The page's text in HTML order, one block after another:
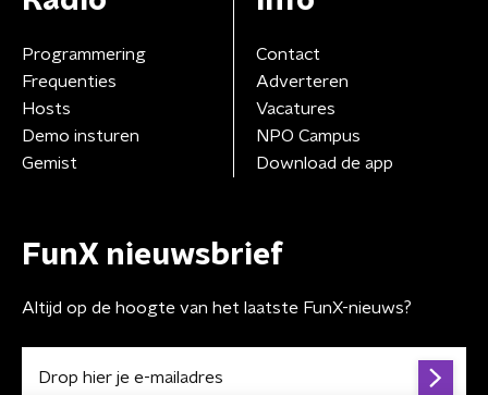
Programmering
Frequenties
Hosts
Demo insturen
Gemist
Contact
Adverteren
Vacatures
NPO Campus
Download de app
FunX nieuwsbrief
Altijd op de hoogte van het laatste FunX-nieuws?